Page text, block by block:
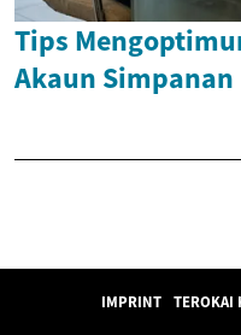
Tips
Akaun Simpanan
IMPRINT TEROKAI